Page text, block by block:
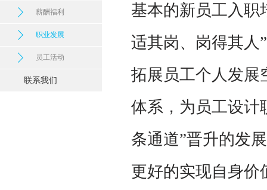
薪酬福利
职业发展
员工活动
联系我们
基本的新员工入职
适其岗、岗得其人
拓展员工个人发展
体系，为员工设计
条通道”晋升的发
更好的实现自身价